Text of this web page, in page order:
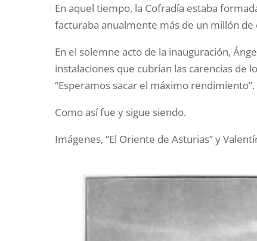
En aquel tiempo, la Cofradía estaba
facturaba anualmente más de un millón de
En el solemne acto de la inauguración,
instalaciones que cubrían las carencias de
“Esperamos sacar el máximo rendimiento”.
Como así fue y sigue siendo.
Imágenes, “El Oriente de Asturias” y